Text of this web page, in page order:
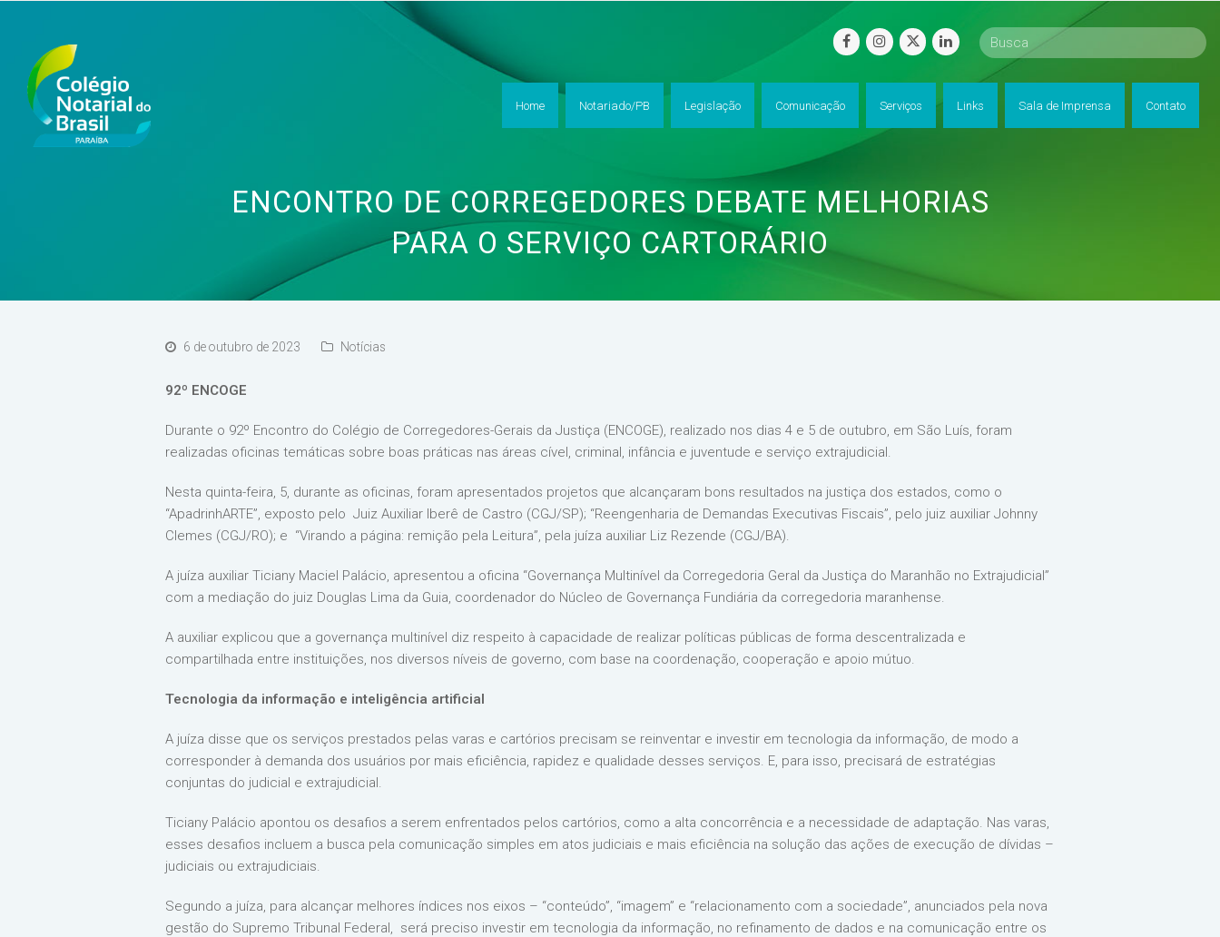
facebookinstagram
twitterlinkedin
Home Notariado/PB Legislação Comunicação Serviços Links Sala de Imprensa Contato
ENCONTRO DE CORREGEDORES DEBATE MELHORIAS
PARA O SERVIÇO CARTORÁRIO
6 de outubro de 2023 Notícias
92º ENCOGE
Durante o 92º Encontro do Colégio de Corregedores-Gerais da Justiça (ENCOGE), realizado nos dias 4 e 5 de outubro, em São Luís, foram
realizadas oficinas temáticas sobre boas práticas nas áreas cível, criminal, infância e juventude e serviço extrajudicial.
Nesta quinta-feira, 5, durante as oficinas, foram apresentados projetos que alcançaram bons resultados na justiça dos estados, como o
“ApadrinhARTE”, exposto pelo Juiz Auxiliar Iberê de Castro (CGJ/SP); “Reengenharia de Demandas Executivas Fiscais”, pelo juiz auxiliar Johnny
Clemes (CGJ/RO); e “Virando a página: remição pela Leitura”, pela juíza auxiliar Liz Rezende (CGJ/BA).
A juíza auxiliar Ticiany Maciel Palácio, apresentou a oficina “Governança Multinível da Corregedoria Geral da Justiça do Maranhão no Extrajudicial”
com a mediação do juiz Douglas Lima da Guia, coordenador do Núcleo de Governança Fundiária da corregedoria maranhense.
A auxiliar explicou que a governança multinível diz respeito à capacidade de realizar políticas públicas de forma descentralizada e
compartilhada entre instituições, nos diversos níveis de governo, com base na coordenação, cooperação e apoio mútuo.
Tecnologia da informação e inteligência artificial
A juíza disse que os serviços prestados pelas varas e cartórios precisam se reinventar e investir em tecnologia da informação, de modo a
corresponder à demanda dos usuários por mais eficiência, rapidez e qualidade desses serviços. E, para isso, precisará de estratégias
conjuntas do judicial e extrajudicial.
Ticiany Palácio apontou os desafios a serem enfrentados pelos cartórios, como a alta concorrência e a necessidade de adaptação. Nas varas,
esses desafios incluem a busca pela comunicação simples em atos judiciais e mais eficiência na solução das ações de execução de dívidas –
judiciais ou extrajudiciais.
Segundo a juíza, para alcançar melhores índices nos eixos – “conteúdo”, “imagem” e “relacionamento com a sociedade”, anunciados pela nova
gestão do Supremo Tribunal Federal, será preciso investir em tecnologia da informação, no refinamento de dados e na comunicação entre os